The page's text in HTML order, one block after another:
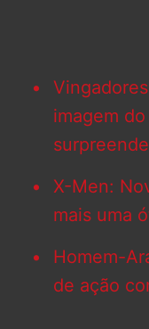
imagem
X-Men:
mais uma
Homem-
de ação